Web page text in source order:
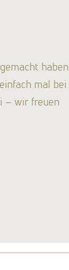
haben,
mal bei
– wir freuen